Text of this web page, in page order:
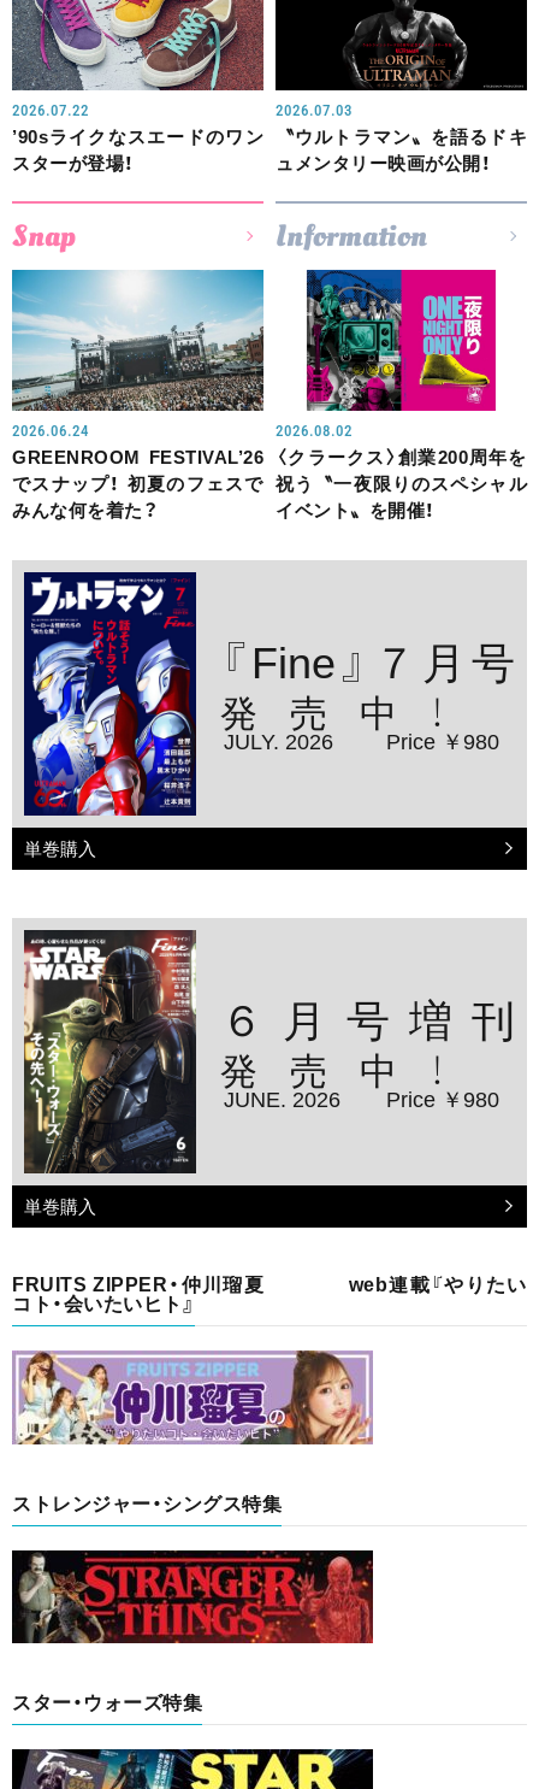
2026.07.22
’90sライクなスエードのワン
スターが登場！
2026.07.03
〝ウルトラマン〟を語るドキ
ュメンタリー映画が公開！
Snap
2026.06.24
GREENROOM FESTIVAL’26
でスナップ！ 初夏のフェスで
みんな何を着た？
Information
2026.08.02
〈クラークス〉創業200周年を
祝う〝一夜限りのスペシャル
イベント〟を開催！
『Fine』７月号
発売中！
JULY. 2026 Price ￥980
単巻購入
６月号増刊
発売中！
JUNE. 2026 Price ￥980
単巻購入
FRUITS ZIPPER・仲川瑠夏 web連載『やりたい
コト・会いたいヒト』
ストレンジャー・シングス特集
スター・ウォーズ特集